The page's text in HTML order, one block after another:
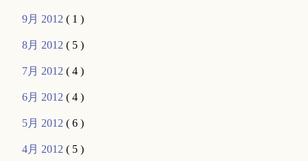
9月 2012( 1 )
8月 2012( 5 )
7月 2012( 4 )
6月 2012( 4 )
5月 2012( 6 )
4月 2012( 5 )